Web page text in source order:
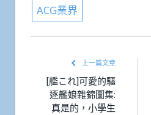
ACG業界
上一篇文章
[艦これ]可愛的驅
逐艦娘雜錦圖集:
真是的，小學生